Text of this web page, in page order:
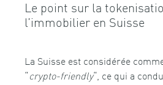
Le point sur la
l’immobilier en Suisse
La Suisse est considérée
“crypto-friendly“, ce qui a